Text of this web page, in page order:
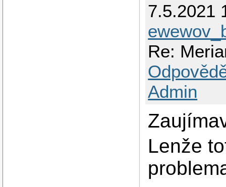
7.5.2021
Re:
Admin
Lenže